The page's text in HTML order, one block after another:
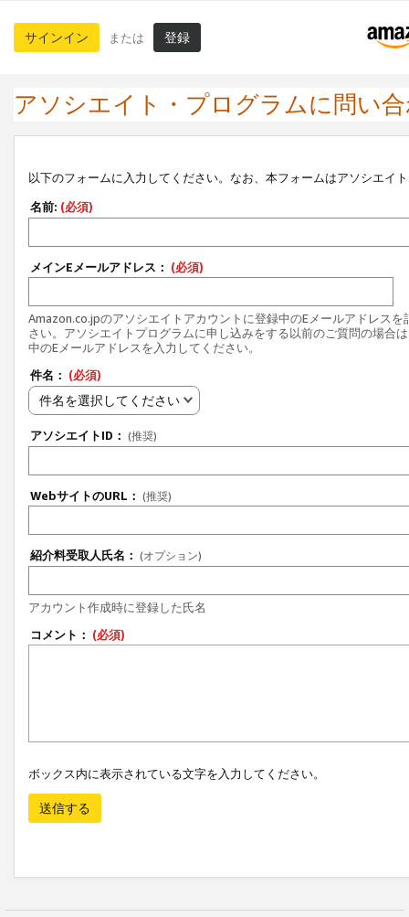
サインイン または 登録
アソシエイト・プログラムに問い
以下のフォームに入力してください。なお、本フォームはアソシエイ
名前: (必須)
メインEメールアドレス： (必須)
Amazon.co.jpのアソシエイトアカウントに登録中のEメールアドレスを
さい。アソシエイトプログラムに申し込みをする以前のご質問の場合
中のEメールアドレスを入力してください。
件名： (必須)
件名を選択してください
アソシエイトID： (推奨)
WebサイトのURL： (推奨)
紹介料受取人氏名： (オプション)
アカウント作成時に登録した氏名
コメント： (必須)
ボックス内に表示されている文字を入力してください。
送信する